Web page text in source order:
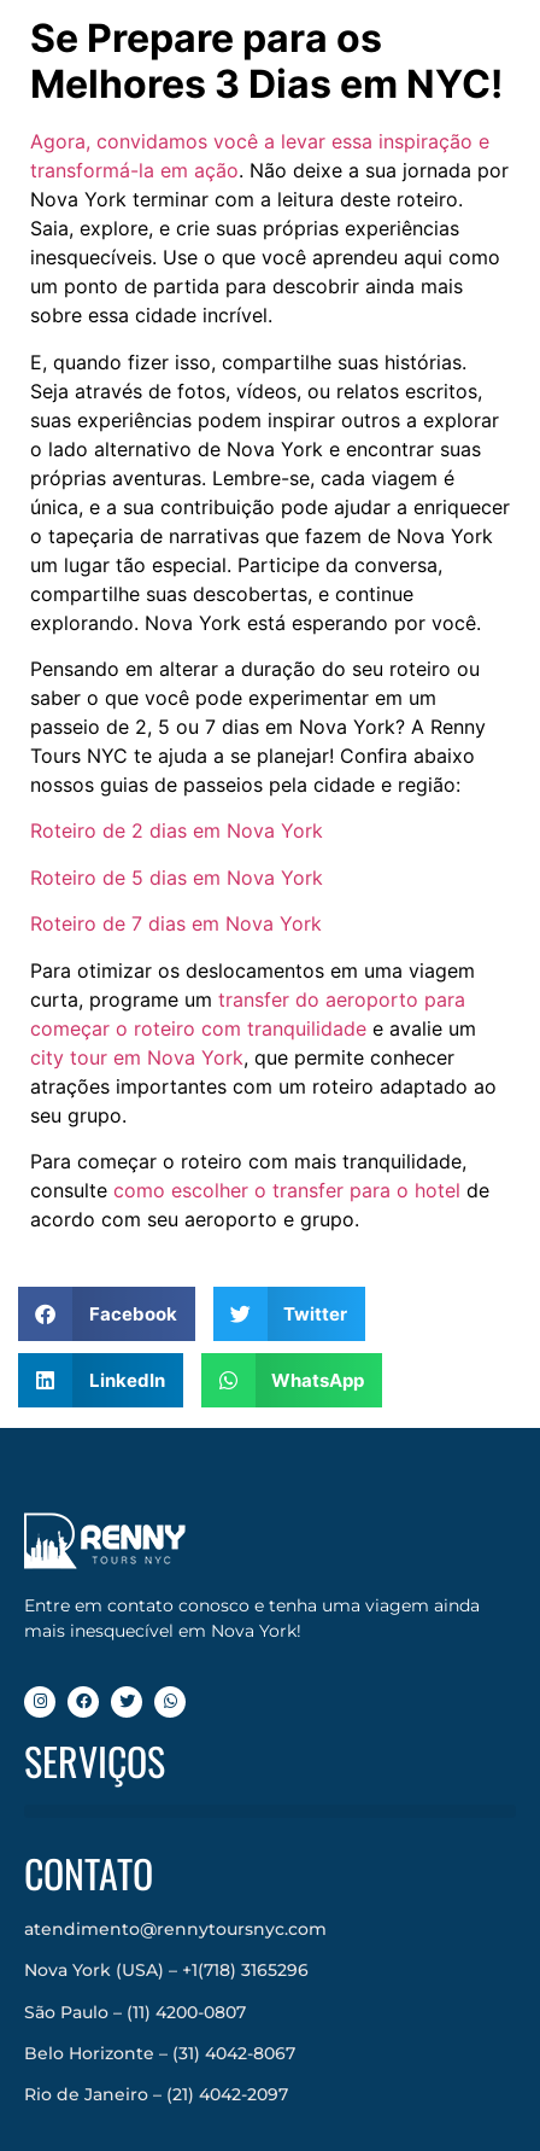
Se Prepare para os
Melhores 3 Dias em NYC!
Agora, convidamos você a levar essa inspiração e
transformá-la em ação. Não deixe a sua jornada por
Nova York terminar com a leitura deste roteiro.
Saia, explore, e crie suas próprias experiências
inesquecíveis. Use o que você aprendeu aqui como
um ponto de partida para descobrir ainda mais
sobre essa cidade incrível.
E, quando fizer isso, compartilhe suas histórias.
Seja através de fotos, vídeos, ou relatos escritos,
suas experiências podem inspirar outros a explorar
o lado alternativo de Nova York e encontrar suas
próprias aventuras. Lembre-se, cada viagem é
única, e a sua contribuição pode ajudar a enriquecer
o tapeçaria de narrativas que fazem de Nova York
um lugar tão especial. Participe da conversa,
compartilhe suas descobertas, e continue
explorando. Nova York está esperando por você.
Pensando em alterar a duração do seu roteiro ou
saber o que você pode experimentar em um
passeio de 2, 5 ou 7 dias em Nova York? A Renny
Tours NYC te ajuda a se planejar! Confira abaixo
nossos guias de passeios pela cidade e região:
Roteiro de 2 dias em Nova York
Roteiro de 5 dias em Nova York
Roteiro de 7 dias em Nova York
Para otimizar os deslocamentos em uma viagem
curta, programe um transfer do aeroporto para
começar o roteiro com tranquilidade e avalie um
city tour em Nova York, que permite conhecer
atrações importantes com um roteiro adaptado ao
seu grupo.
Para começar o roteiro com mais tranquilidade,
consulte como escolher o transfer para o hotel de
acordo com seu aeroporto e grupo.
Facebook Twitter
LinkedIn WhatsApp
Entre em contato conosco e tenha uma viagem ainda
mais inesquecível em Nova York!
SERVIÇOS
CONTATO
atendimento@rennytoursnyc.com
Nova York (USA) – +1(718) 3165296
São Paulo – (11) 4200-0807
Belo Horizonte – (31) 4042-8067
Rio de Janeiro – (21) 4042-2097